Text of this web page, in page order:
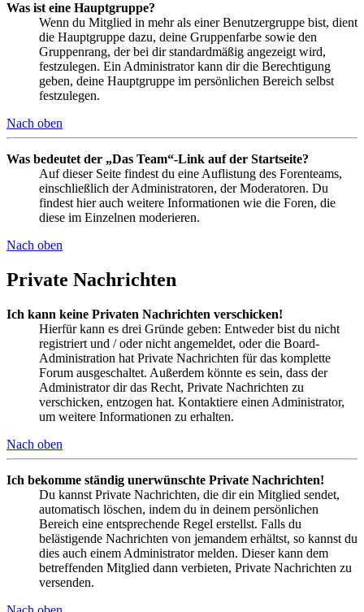
Was ist eine Hauptgruppe?
Wenn du Mitglied in mehr als einer Benutzergruppe bist, dient
die Hauptgruppe dazu, deine Gruppenfarbe sowie den
Gruppenrang, der bei dir standardmäßig angezeigt wird,
festzulegen. Ein Administrator kann dir die Berechtigung
geben, deine Hauptgruppe im persönlichen Bereich selbst
festzulegen.
Nach oben
Was bedeutet der „Das Team“-Link auf der Startseite?
Auf dieser Seite findest du eine Auflistung des Forenteams,
einschließlich der Administratoren, der Moderatoren. Du
findest hier auch weitere Informationen wie die Foren, die
diese im Einzelnen moderieren.
Nach oben
Private Nachrichten
Ich kann keine Privaten Nachrichten verschicken!
Hierfür kann es drei Gründe geben: Entweder bist du nicht
registriert und / oder nicht angemeldet, oder die Board-
Administration hat Private Nachrichten für das komplette
Forum ausgeschaltet. Außerdem könnte es sein, dass der
Administrator dir das Recht, Private Nachrichten zu
verschicken, entzogen hat. Kontaktiere einen Administrator,
um weitere Informationen zu erhalten.
Nach oben
Ich bekomme ständig unerwünschte Private Nachrichten!
Du kannst Private Nachrichten, die dir ein Mitglied sendet,
automatisch löschen, indem du in deinem persönlichen
Bereich eine entsprechende Regel erstellst. Falls du
belästigende Nachrichten von jemandem erhältst, so kannst du
dies auch einem Administrator melden. Dieser kann dem
betreffenden Mitglied dann verbieten, Private Nachrichten zu
versenden.